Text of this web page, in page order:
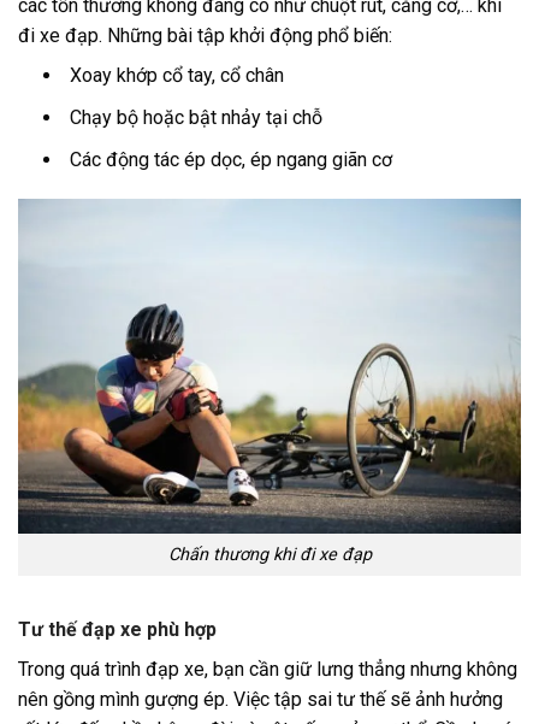
các tổn thương không đáng có như chuột rút, căng cơ,… khi
đi xe đạp. Những bài tập khởi động phổ biến:
Xoay khớp cổ tay, cổ chân
Chạy bộ hoặc bật nhảy tại chỗ
Các động tác ép dọc, ép ngang giãn cơ
Chấn thương khi đi xe đạp
Tư thế đạp xe phù hợp
Trong quá trình đạp xe, bạn cần giữ lưng thẳng nhưng không
nên gồng mình gượng ép. Việc tập sai tư thế sẽ ảnh hưởng